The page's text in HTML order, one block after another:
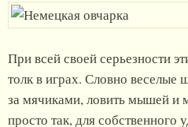
При всей своей серьезности
толк в играх. Словно веселые
за мячиками, ловить мышей и
просто так, для собственного